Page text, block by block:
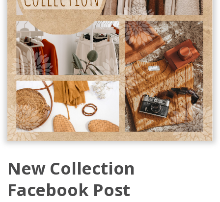
New Collection
Facebook Post